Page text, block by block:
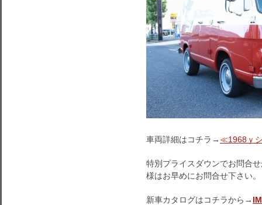
車両詳細はコチラ→ ≪1968ｙ
特別プライスダウンでお問合
様はお早めにお問合せ下さい。
新車カタログはコチラから→